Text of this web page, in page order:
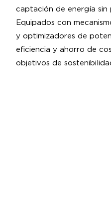
captación de energía sin
Equipados con
y optimizadores de
eficiencia y ahorro de
objetivos de